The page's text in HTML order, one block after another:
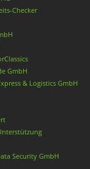
Checker
GmbH
& Logistics GmbH
Security GmbH